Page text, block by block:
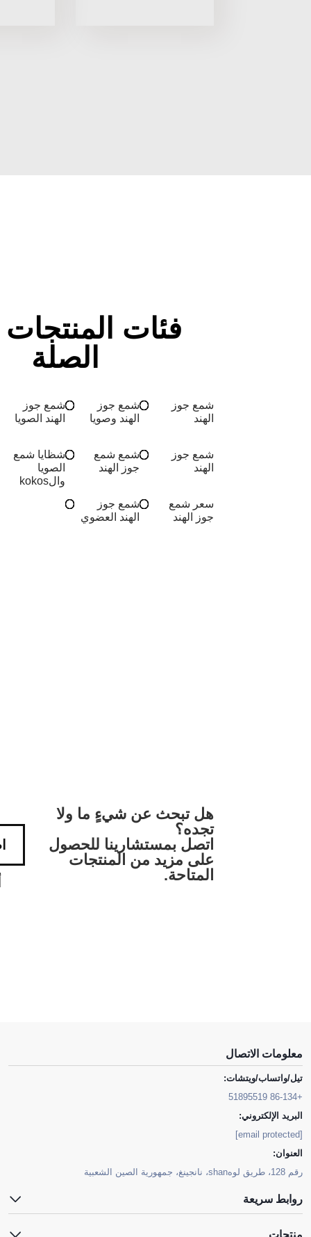
فئات
الصلة
شمع جوز
الهند
شمع جوز
الهند وصويا
شمع جوز
الهند الصويا
شمع جوز
الهند
شمع شمع
جوز الهند
شظايا شمع
الصويا
والkokos
سعر شمع
جوز الهند
شمع جوز
الهند العضوي
هل تبحث عن شيءٍ ما ولا
تجده؟
اتصل بمستشارينا للحصول
على مزيد من المنتجات
المتاحة.
معلومات الاتصال
تيل/واتساب/ويتشات:
+86-134 51895519
البريد الإلكتروني:
[email protected]
العنوان:
رقم 128، طريق لوهshan، نانجينغ، جمهورية الصين الشعبية
روابط سريعة
منتجات